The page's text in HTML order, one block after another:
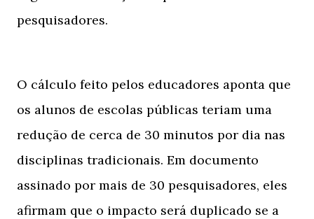
pesquisadores.
O cálculo feito pelos educadores aponta que
os alunos de escolas públicas teriam uma
redução de cerca de 30 minutos por dia nas
disciplinas tradicionais. Em documento
assinado por mais de 30 pesquisadores, eles
afirmam que o impacto será duplicado se a